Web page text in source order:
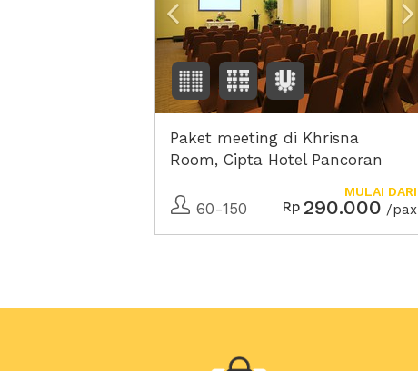
Paket meeting di Khrisna
Room, Cipta Hotel Pancoran
60-150 Rp 290.000 /pax
MULAI DARI